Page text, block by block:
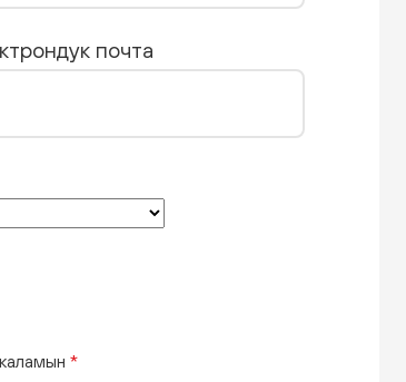
почта
*